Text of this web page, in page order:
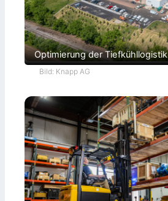
Optimierung der Tiefkühllogistik
Bild: Knapp AG